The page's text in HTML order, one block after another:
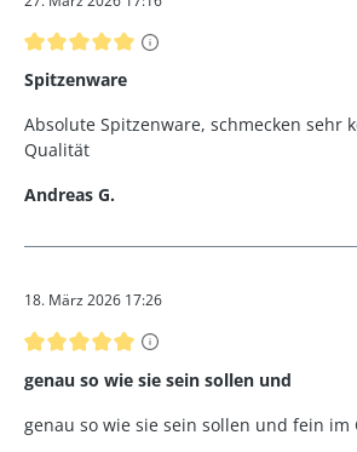
Bewertung mit 5 von 5 Sternen
Spitzenware
Absolute Spitzenware, schmecken sehr
Qualität
Andreas G.
18. März 2026 17:26
Bewertung mit 5 von 5 Sternen
genau so wie sie sein sollen und
genau so wie sie sein sollen und fein im